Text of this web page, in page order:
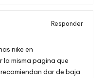
Responder
nike en
misma pagina que
dar de baja